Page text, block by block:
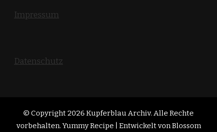
Impressum
Datenschutz
© Copyright 2026 Kupferblau Archiv. Alle Rechte
vorbehalten. Yummy Recipe | Entwickelt von Blossom